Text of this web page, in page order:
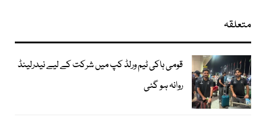
متعلقہ
قومی ہاکی ٹیم ورلڈ کپ میں شرکت کے لیے نیدرلینڈ
روانہ ہو گئی